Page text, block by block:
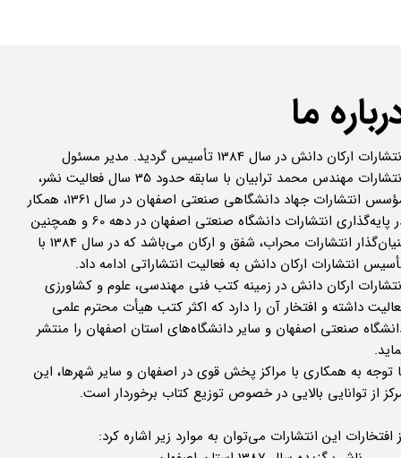
ما
انتشارات ارکان دانش در سال 1384 تأسیس گردید. مدیر مسئول
انتشارات مهندس محمد ترابیان با سابقه حدود 35 سال فعالیت نشر،
مؤسس انتشارات جهاد دانشگاهی صنعتی اصفهان در سال 1361، همکار
در پایه‌گذاری انتشارات دانشگاه صنعتی اصفهان در دهه 60 و همچنین
بنیان‌گذار انتشارات محراب، شفق و ارکان می‌باشد که در سال 1384 با
انتشارات ارکان دانش به فعالیت انتشاراتی ادامه داد.
ارکان دانش در زمینه کتب فنی مهندسی، علوم و کشاورزی
داشته و افتخار آن را دارد که اکثر کتب هیأت محترم علمی
صنعتی اصفهان و سایر دانشگاه‌های استان اصفهان را منتشر
توجه به همکاری با مراکز پخش قوی در اصفهان و سایر شهرها، این
از توانایی بالایی در خصوص توزیع کتاب برخوردار است.
افتخارات این انتشارات می‌توان به موارد زیر اشاره کرد: